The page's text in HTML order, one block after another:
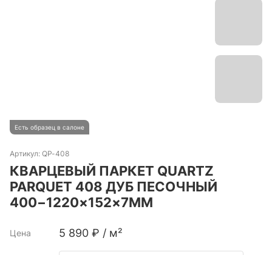
Есть образец в салоне
Артикул: QP-408
КВАРЦЕВЫЙ ПАРКЕТ QUARTZ
PARQUET 408 ДУБ ПЕСОЧНЫЙ
400−1220×152×7ММ
Цена 5 890 ₽ / м²